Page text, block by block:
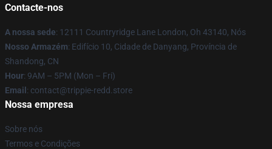
Contacte-nos
A nossa sede: 12111 Countryridge Lane London, Oh 43140, Nós
Nosso Armazém: Edifício 10, Cidade de Danyang, Província de
Shandong, CN
Hour: 9AM – 5PM (Mon – Fri)
Email : contact@trippie-redd.store
Nossa empresa
Sobre nós
Termos e Condições